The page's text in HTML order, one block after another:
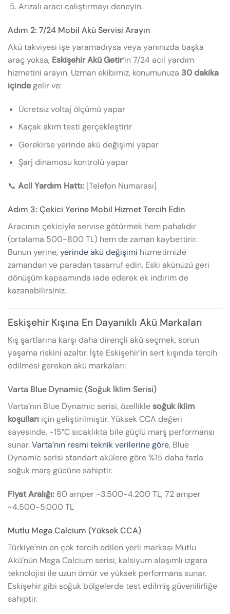
Arızalı aracı çalıştırmayı deneyin.
Adım 2: 7/24 Mobil Akü Servisi Arayın
Akü takviyesi işe yaramadıysa veya yanınızda başka
araç yoksa, Eskişehir Akü Getir‘in 7/24 acil yardım
hizmetini arayın. Uzman ekibimiz, konumunuza 30 dakika
içindegelir ve:
Ücretsiz voltaj ölçümü yapar
Kaçak akım testi gerçekleştirir
Gerekirse yerinde akü değişimi yapar
Şarj dinamosu kontrolü yapar
📞 Acil Yardım Hattı: [Telefon Numarası]
Adım 3: Çekici Yerine Mobil Hizmet Tercih Edin
Aracınızı çekiciyle servise götürmek hem pahalıdır
(ortalama 500-800 TL) hem de zaman kaybettirir.
Bunun yerine, yerinde akü değişimi hizmetimizle
zamandan ve paradan tasarruf edin. Eski akünüzü geri
dönüşüm kapsamında iade ederek ek indirim de
kazanabilirsiniz.
Eskişehir Kışına En Dayanıklı Akü Markaları
Kış şartlarına karşı daha dirençli akü seçmek, sorun
yaşama riskini azaltır. İşte Eskişehir’in sert kışında tercih
edilmesi gereken akü markaları:
Varta Blue Dynamic (Soğuk İklim Serisi)
Varta’nın Blue Dynamic serisi, özelliklesoğuk iklim
koşulları için geliştirilmiştir. Yüksek CCA değeri
sayesinde, -15°C sıcaklıkta bile güçlü marş performansı
sunar.Varta’nın resmi teknik verilerine göre, Blue
Dynamic serisi standart akülere göre %15 daha fazla
soğuk marş gücüne sahiptir.
Fiyat Aralığı: 60 amper ~3.500-4.200 TL, 72 amper
~4.500-5.000 TL
Mutlu Mega Calcium (Yüksek CCA)
Türkiye’nin en çok tercih edilen yerli markası Mutlu
Akü’nün Mega Calcium serisi, kalsiyum alaşımlı ızgara
teknolojisi ile uzun ömür ve yüksek performans sunar.
Eskişehir gibi soğuk bölgelerde test edilmiş güvenilirliğe
sahiptir.